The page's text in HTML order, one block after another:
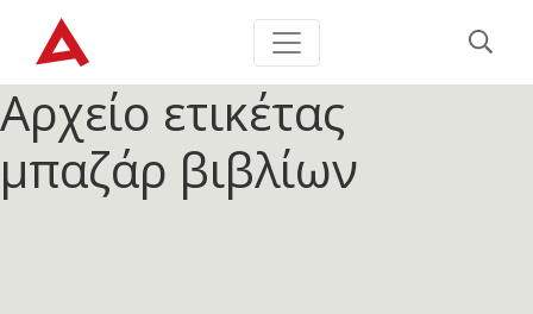
Αρχείο ετικέτας
μπαζάρ βιβλίων